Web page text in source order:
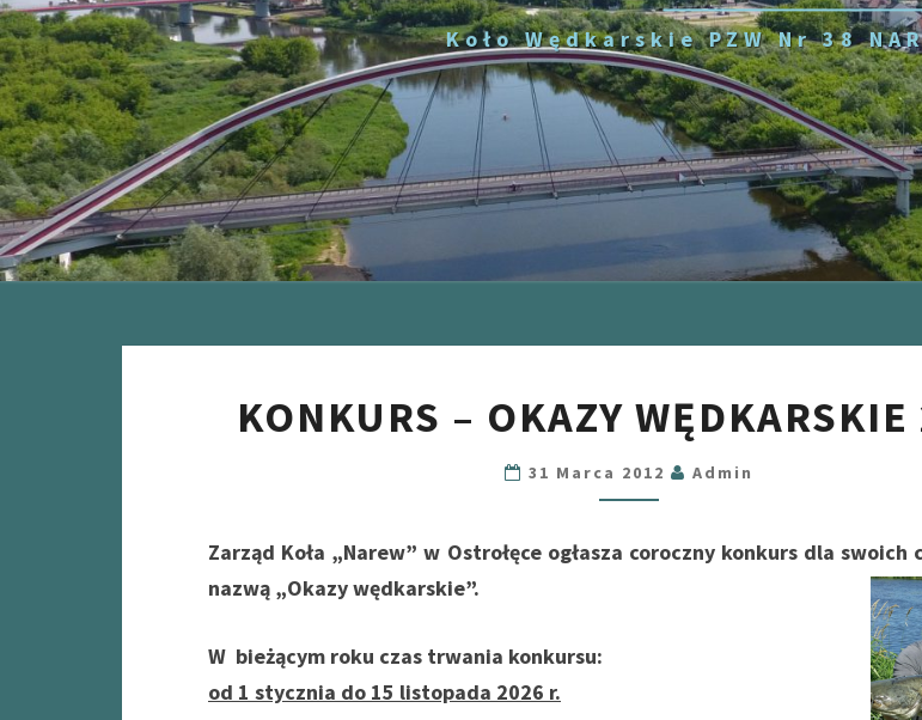
Koło Wędkarskie PZW Nr 38
–
KONKURS – OKAZY
31 Marca 2012 Admin
Zarząd Koła „Narew” w Ostrołęce ogłasza coroczny konkurs dla swoich
nazwą „Okazywędkarskie”.
W bieżącym roku czas trwania konkursu:
od 1 stycznia do 15 listopada 2026 r.